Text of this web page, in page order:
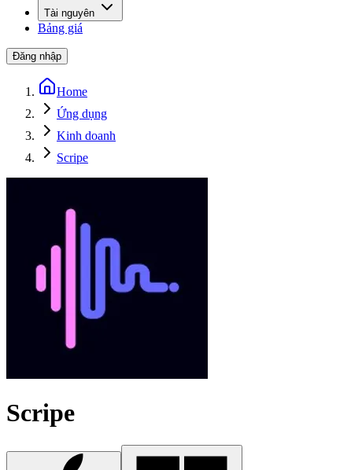
Tài nguyên
Bảng giá
Đăng nhập
Home
Ứng dụng
Kinh doanh
Scripe
Scripe